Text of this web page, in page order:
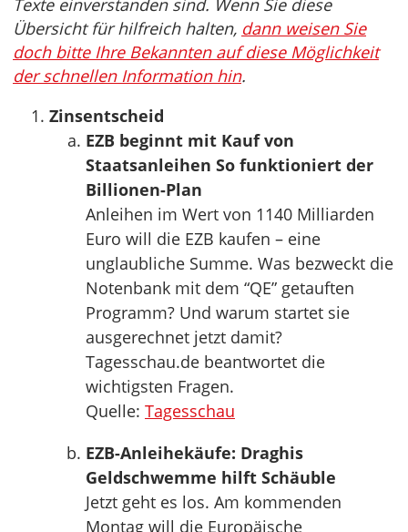
Texte einverstanden sind. Wenn Sie diese
Übersicht für hilfreich halten, dann weisen Sie
doch bitte Ihre Bekannten auf diese Möglichkeit
der schnellen Information hin.
Zinsentscheid
EZB beginnt mit Kauf von
Staatsanleihen So funktioniert der
Billionen-Plan
Anleihen im Wert von 1140 Milliarden
Euro will die EZB kaufen – eine
unglaubliche Summe. Was bezweckt die
Notenbank mit dem “QE” getauften
Programm? Und warum startet sie
ausgerechnet jetzt damit?
Tagesschau.de beantwortet die
wichtigsten Fragen.
Quelle: Tagesschau
EZB-Anleihekäufe: Draghis
Geldschwemme hilft Schäuble
Jetzt geht es los. Am kommenden
Montag will die Europäische